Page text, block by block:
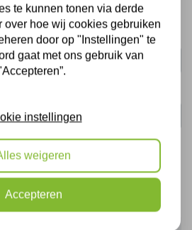
vallen onder onsprivacy statement.
te kunnen tonen via derde
over hoe wij cookies gebruiken
door op "Instellingen" te
gaat met ons gebruik van
instellingen
weigeren
Accepteren